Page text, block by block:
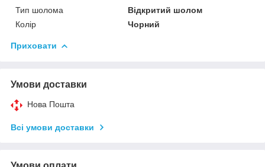
Тип шолома
Відкритий шолом
Колір
Чорний
Приховати
Умови доставки
Нова Пошта
Всі умови доставки